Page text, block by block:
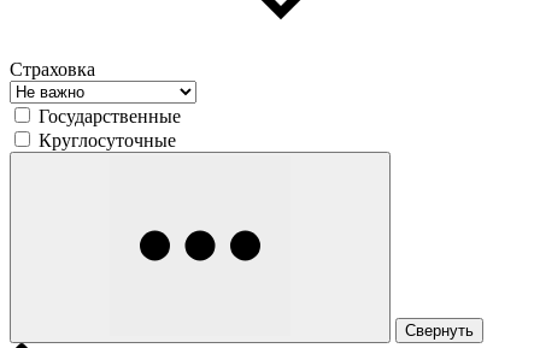
Страховка
Государственные
Круглосуточные
Свернуть